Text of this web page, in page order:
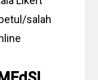
salah